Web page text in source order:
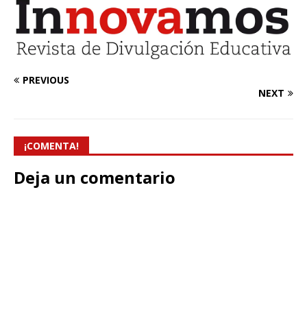
PREVIOUS
NEXT
¡COMENTA!
Deja un comentario